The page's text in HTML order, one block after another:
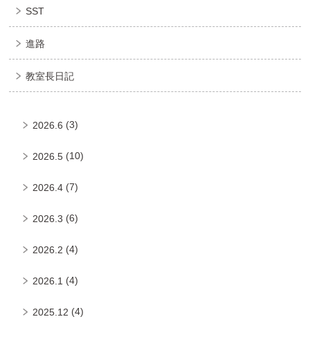
SST
進路
教室長日記
2026.6 (3)
2026.5 (10)
2026.4 (7)
2026.3 (6)
2026.2 (4)
2026.1 (4)
2025.12 (4)